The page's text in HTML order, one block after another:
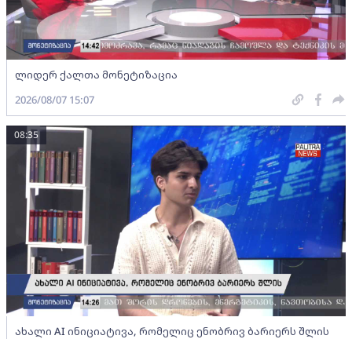
ლიდერ ქალთა მონეტიზაცია
2026/08/07 15:07
ახალი AI ინიციატივა, რომელიც ენობრივ ბარიერს შლის
08:35